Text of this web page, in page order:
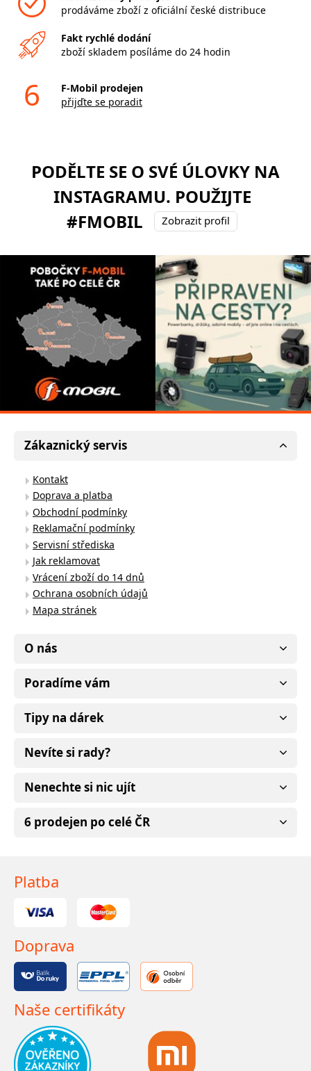
prodáváme zboží z oficiální české distribuce
Fakt rychlé dodání
zboží skladem posíláme do 24 hodin
6
F-Mobil prodejen
přijďte se poradit
PODĚLTE SE O SVÉ ÚLOVKY NA
INSTAGRAMU. POUŽIJTE
#FMOBIL
Zobrazit profil
Zákaznický servis
Kontakt
Doprava a platba
Obchodní podmínky
Reklamační podmínky
Servisní střediska
Jak reklamovat
Vrácení zboží do 14 dnů
Ochrana osobních údajů
Mapa stránek
O nás
Poradíme vám
Tipy na dárek
Nevíte si rady?
Nenechte si nic ujít
6 prodejen po celé ČR
Platba
Doprava
Naše certifikáty